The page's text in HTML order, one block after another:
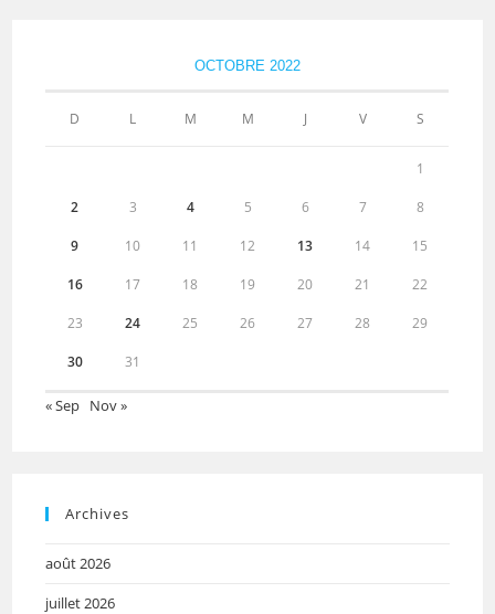
OCTOBRE 2022
D L M M J V S
1
2 3 4 5 6 7 8
9 10 11 12 13 14 15
16 17 18 19 20 21 22
23 24 25 26 27 28 29
30 31
« Sep Nov »
Archives
août 2026
juillet 2026